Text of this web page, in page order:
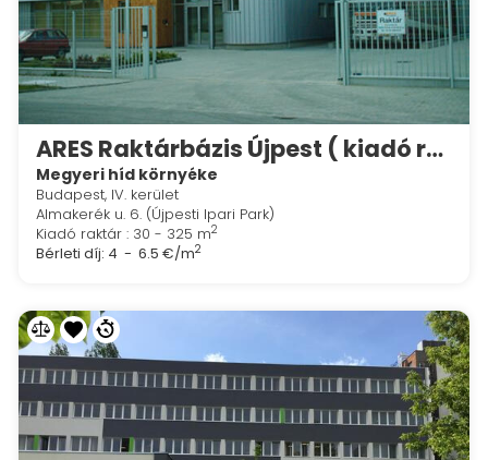
ARES Raktárbázis Újpest ( kiadó raktár + iroda )
Megyeri híd környéke
Budapest, IV. kerület
Almakerék u. 6. (Újpesti Ipari Park)
Kiadó raktár : 30 - 325 m2
Bérleti díj: 4 - 6.5 €/m2